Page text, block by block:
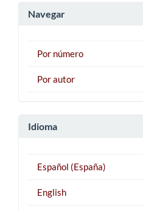
Navegar
Por número
Por autor
Idioma
Español (España)
English